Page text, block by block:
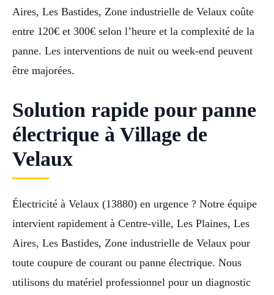
Aires, Les Bastides, Zone industrielle de Velaux coûte
entre 120€ et 300€ selon l’heure et la complexité de la
panne. Les interventions de nuit ou week-end peuvent
être majorées.
Solution rapide pour panne
électrique à Village de
Velaux
Électricité à Velaux (13880) en urgence ? Notre équipe
intervient rapidement à Centre-ville, Les Plaines, Les
Aires, Les Bastides, Zone industrielle de Velaux pour
toute coupure de courant ou panne électrique. Nous
utilisons du matériel professionnel pour un diagnostic